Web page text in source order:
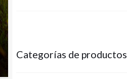
Categorías de productos